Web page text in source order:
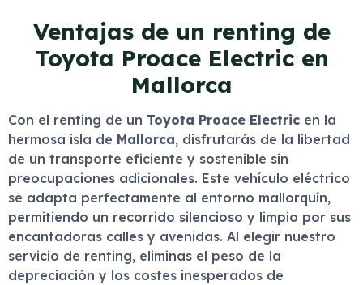
Ventajas de un renting de
Toyota Proace Electric en
Mallorca
Con el renting de un Toyota Proace Electric en la
hermosa isla de Mallorca, disfrutarás de la libertad
de un transporte eficiente y sostenible sin
preocupaciones adicionales. Este vehículo eléctrico
se adapta perfectamente al entorno mallorquín,
permitiendo un recorrido silencioso y limpio por sus
encantadoras calles y avenidas. Al elegir nuestro
servicio de renting, eliminas el peso de la
depreciación y los costes inesperados de